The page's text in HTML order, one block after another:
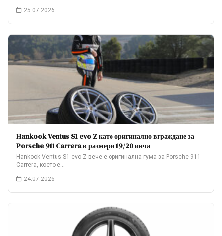
25.07.2026
Hankook Ventus S1 evo Z като оригинално вграждане за
Porsche 911 Carrera в размери 19/20 инча
Hankook Ventus S1 evo Z вече е оригинална гума за Porsche 911
Carrera, което е…
24.07.2026